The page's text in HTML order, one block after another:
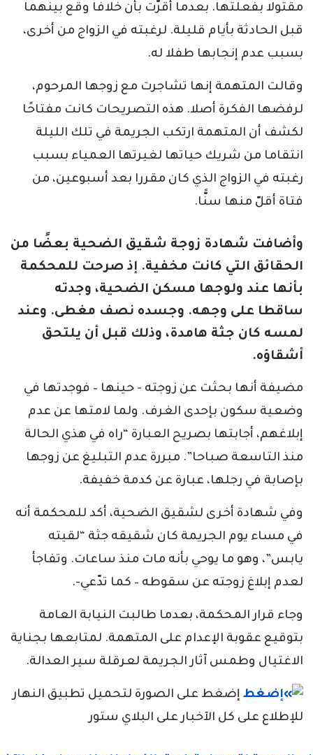
مقتولا بفعلتها. بعدما أقرّت بأن خلافا وقع بينهما
قبل الحادثة بأيام قليلة. لرغبته في الزواج من أخرى،
بسبب عدم إنجابها طفلا له.
وقالت المتهمة إنها تشاجرت مع زوجها المرحوم،
لرفضها الفكرة أصلا. هذه التصريحات كانت مفتاحًا
لكشف أن المتهمة ارتكب الجريمة في تلك الليلة
انتقاما من شريك حياتها لغيرتها العمياء بسبب
رغبته في الزواج الذي كان مقررا بعد أسبوعين، من
فتاة أقلّ منها سنًّا.
وأضافت شهادة زوجة شقيق الضحية بعضًا من
الحقائق التي كانت مخفية. إذ صرحت للمحكمة
بأنها عند ولوجها مسكن الضحية، وجدته
ساقطا على وجهه. وجسده نصف مغطى. وعند
لمسه كان جثة هامدة، وذلك قبل أن يلتحق
أشقاؤه.
مضيفة أنها بحثت عن زوجته - حينها – فوجدتها في
وضعية سكون بإحدى الغرف. ولما لامتها عن عدم
إبلاغهم، أجابتها بصريح العبارة “راه في هذي الحالة
منذ التاسعة صباحا”. مبررة عدم التبليغ عن زوجها
بإصابة في رجلها، عبارة عن كدمة خفيفة.
وفي شهادة أخرى لشقيق الضحية، أكد للمحكمة أنه
في مساء يوم الجريمة كان شقيقه جثة “لقيته
يابس”، وهو ما يوحي بأنه مات منذ ساعات. وتفاجأ
لعدم إبلاغ زوجته عن سقوطه – كما تدّعي-.
وجاء قرار المحكمة، بعدما طالبت النيابة العامة
بتوقيع عقوبة الإعدام على المتهمة. لمتابعها بجناية
الاغتيال وطمس آثار الجريمة لعرقلة سير العدالة.
إضغط على الصورة لتحميل تطبيق النهار
للإطلاع على كل الآخبار على البلاي ستور